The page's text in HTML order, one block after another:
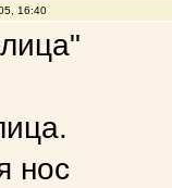
16:40
нос